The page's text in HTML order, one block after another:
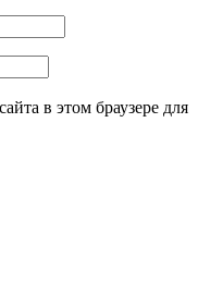
в этом браузере для